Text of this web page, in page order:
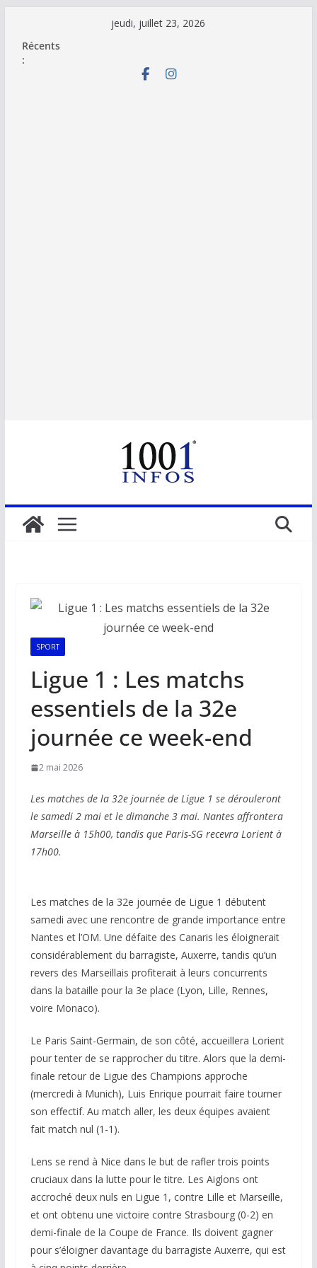
contenu
jeudi, juillet 23, 2026
Récents
:
SPORT
Ligue 1 : Les matchs
essentiels de la 32e
journée ce week-end
2 mai 2026
Les matches de la 32e journée de Ligue 1 se dérouleront
le samedi 2 mai et le dimanche 3 mai. Nantes affrontera
Marseille à 15h00, tandis que Paris-SG recevra Lorient à
17h00.
Les matches de la 32e journée de Ligue 1 débutent
samedi avec une rencontre de grande importance entre
Nantes et l’OM. Une défaite des Canaris les éloignerait
considérablement du barragiste, Auxerre, tandis qu’un
revers des Marseillais profiterait à leurs concurrents
dans la bataille pour la 3e place (Lyon, Lille, Rennes,
voire Monaco).
Le Paris Saint-Germain, de son côté, accueillera Lorient
pour tenter de se rapprocher du titre. Alors que la demi-
finale retour de Ligue des Champions approche
(mercredi à Munich), Luis Enrique pourrait faire tourner
son effectif. Au match aller, les deux équipes avaient
fait match nul (1-1).
Lens se rend à Nice dans le but de rafler trois points
cruciaux dans la lutte pour le titre. Les Aiglons ont
accroché deux nuls en Ligue 1, contre Lille et Marseille,
et ont obtenu une victoire contre Strasbourg (0-2) en
demi-finale de la Coupe de France. Ils doivent gagner
pour s’éloigner davantage du barragiste Auxerre, qui est